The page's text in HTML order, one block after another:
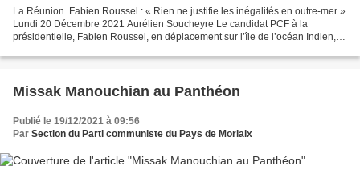
La Réunion. Fabien Roussel : « Rien ne justifie les inégalités en outre-mer »
Lundi 20 Décembre 2021 Aurélien Soucheyre Le candidat PCF à la
présidentielle, Fabien Roussel, en déplacement sur l’île de l’océan Indien, a
Missak Manouchian au Panthéon
Publié le 19/12/2021 à 09:56
Par Section du Parti communiste du Pays de Morlaix